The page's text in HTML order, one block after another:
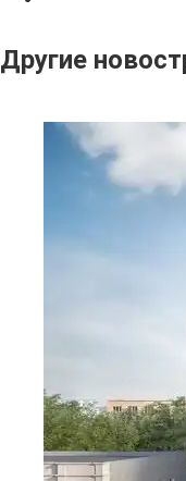
Другие